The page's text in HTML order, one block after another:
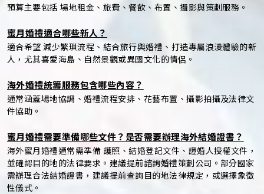
預算主要包括 場地租金、旅費、餐飲、布置、攝影與策劃服務。
蜜月婚禮適合哪些新人？
適合希望 減少繁瑣流程、結合旅行與婚禮、打造專屬浪漫體驗的新
人，尤其喜愛海島、自然景觀或異國文化的情侶。
海外婚禮統籌服務包含哪些內容？
通常涵蓋場地協調、婚禮流程安排、花藝布置、攝影拍攝及法律文
件協助。
蜜月婚禮需要準備哪些文件？是否需要辦理海外結婚證書？
海外蜜月婚禮通常需準備 護照、結婚登記文件、證婚人授權文件，
並確認目的地的法律要求。建議提前諮詢婚禮策劃公司。部分國家
需辦理合法結婚證書，建議提前查詢目的地法律規定，或選擇象徵
性儀式。